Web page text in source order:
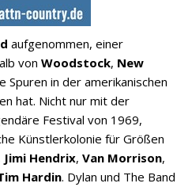
aufgenommen, einer
von Woodstock, New
Spuren in der amerikanischen
hat. Nicht nur mit der
Festival von 1969,
Künstlerkolonie für Größen
Jimi Hendrix, Van Morrison,
Hardin. Dylan und The Band